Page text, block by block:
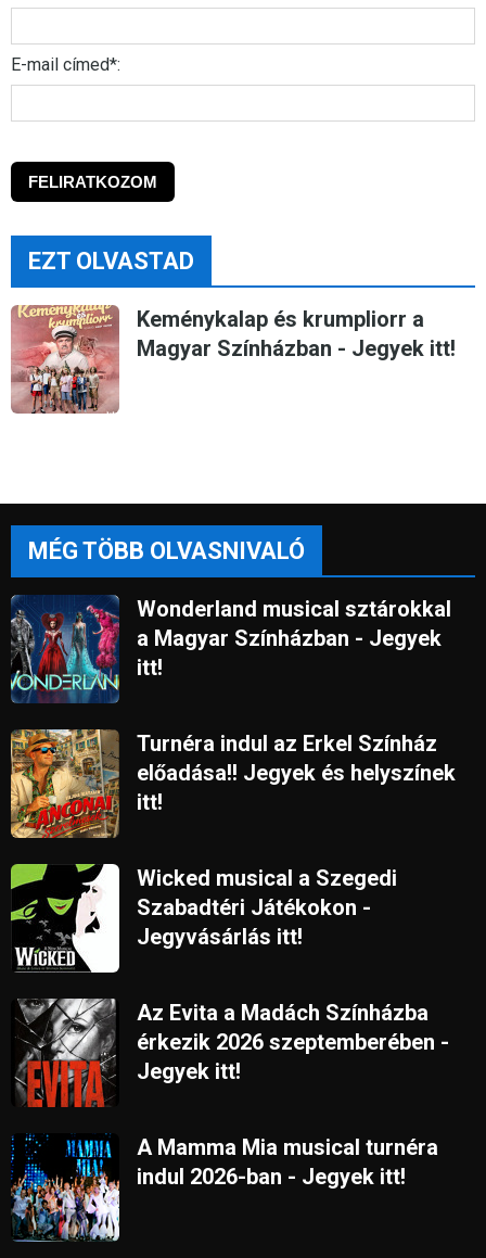
E-mail címed*:
EZT OLVASTAD
Keménykalap és krumpliorr a
Magyar Színházban - Jegyek itt!
MÉG TÖBB OLVASNIVALÓ
Wonderland musical sztárokkal
a Magyar Színházban - Jegyek
itt!
Turnéra indul az Erkel Színház
előadása!! Jegyek és helyszínek
itt!
Wicked musical a Szegedi
Szabadtéri Játékokon -
Jegyvásárlás itt!
Az Evita a Madách Színházba
érkezik 2026 szeptemberében -
Jegyek itt!
A Mamma Mia musical turnéra
indul 2026-ban - Jegyek itt!